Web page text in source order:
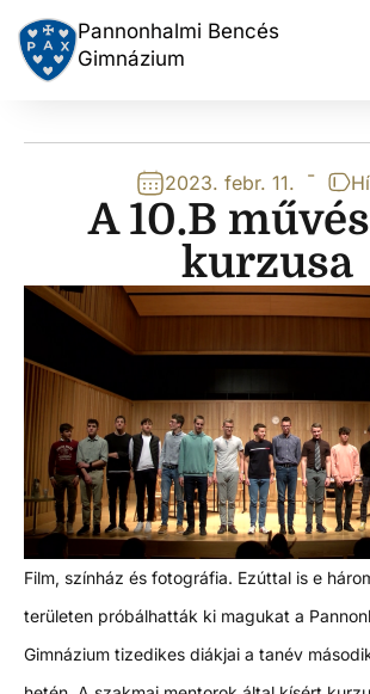
Pannonhalmi Bencés
Gimnázium
2023. febr. 11. -
A 10.B
kurzusa
Film, színház és fotográfia. Ezúttal is e
területen próbálhatták ki magukat a
Gimnázium tizedikes diákjai a tanév